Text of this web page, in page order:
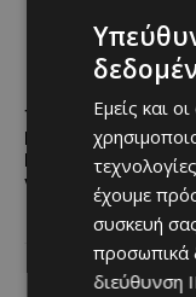
Το 10ο Φεστιβάλ
Πολιτισμού
Πρωταρά με
γεύσεις και
Εμείς και
έχουμε
συσκευή
προσωπικά
διεύθυνση